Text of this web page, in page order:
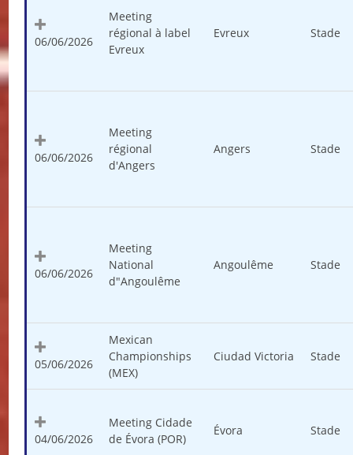
06/06/2026
Meeting
régional à label
Evreux
Evreux Stade
06/06/2026
Meeting
régional
d'Angers
Angers Stade
06/06/2026
Meeting
National
d"Angoulême
Angoulême Stade
05/06/2026
Mexican
Championships
(MEX)
Ciudad Victoria Stade
04/06/2026
Meeting Cidade
de Évora (POR)
Évora Stade